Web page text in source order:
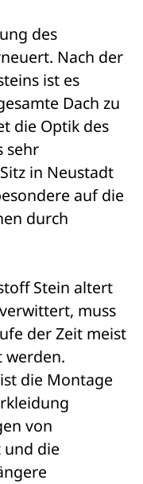
des
Nach der
ist es
Dach zu
die Optik des
sehr
in Neustadt
auf die
durch
Stein altert
muss
der Zeit meist
werden.
die Montage
von
die